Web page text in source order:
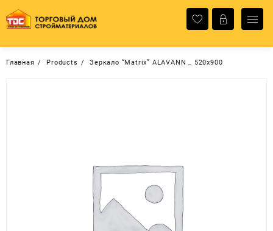
содержимому
Главная Products Зеркало “Matrix” ALAVANN _ 520х900